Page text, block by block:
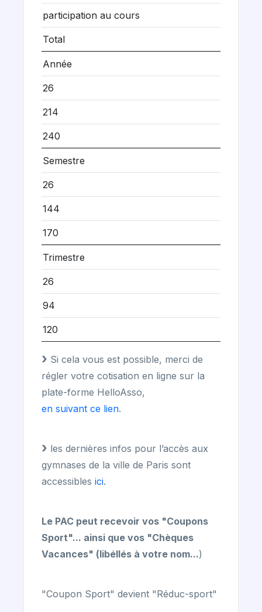
participation au cours
Total
Année
26
214
240
Semestre
26
144
170
Trimestre
26
94
120
Si cela vous est possible, merci de
régler votre cotisation en ligne sur la
plate-forme HelloAsso,
en suivant ce lien.
les dernières infos pour l’accès aux
gymnases de la ville de Paris sont
accessibles ici.
Le PAC peut recevoir vos "Coupons
Sport"... ainsi que vos "Chèques
Vacances" (libéllés à votre nom...)
"Coupon Sport" devient "Réduc-sport"